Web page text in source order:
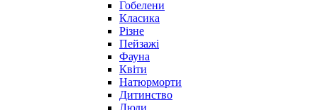
Гобелени
Класика
Різне
Пейзажі
Фауна
Квіти
Натюрморти
Дитинство
Люди